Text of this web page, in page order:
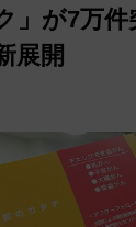
」が7万件
展開